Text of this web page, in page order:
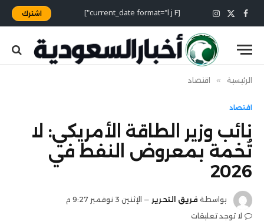
فيسبوك
X
(Twitter)
الانستغرام [current_date format="l j F"] اشترك
الرئيسية » اقتصاد
اقتصاد
نائب وزير الطاقة الأمريكي: لا
تُخمة بمعروض النفط في
2026
بواسطة فريق التحرير
الإثنين 3 نوفمبر 9:27 م
لا توجد تعليقات